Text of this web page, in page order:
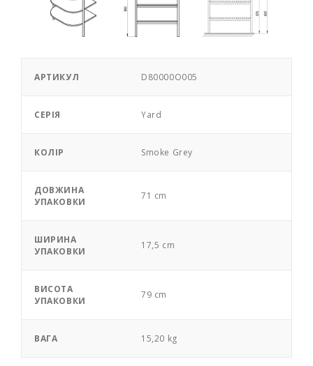
АРТИКУЛ D80000O005
СЕРІЯ Yard
КОЛІР Smoke Grey
ДОВЖИНА
УПАКОВКИ
71 cm
ШИРИНА
УПАКОВКИ
17,5 cm
ВИСОТА
УПАКОВКИ
79 cm
ВАГА 15,20 kg